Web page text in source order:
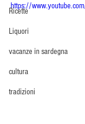
Ricette
Liquori
vacanze in sardegna
cultura
tradizioni
https://